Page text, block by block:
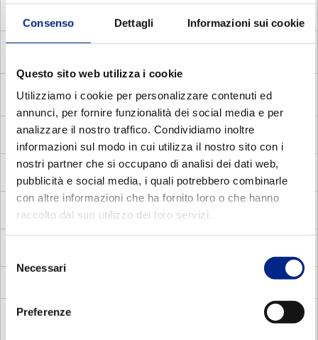
Consenso Dettagli Informazioni sui cookie
Questo sito web utilizza i cookie
Utilizziamo i cookie per personalizzare contenuti ed
annunci, per fornire funzionalità dei social media e per
analizzare il nostro traffico. Condividiamo inoltre
informazioni sul modo in cui utilizza il nostro sito con i
nostri partner che si occupano di analisi dei dati web,
pubblicità e social media, i quali potrebbero combinarle
con altre informazioni che ha fornito loro o che hanno
raccolto dal suo utilizzo dei loro servizi.
delNecessari
Preferenze
MDE
Asynchronous single phase motors with electronic
relay
MADP
Asynchronous three phase pole changing brake
MMA Asynchronous single phase brake motors
MV
MVC Compat square vector motors
DOCUMENTATION